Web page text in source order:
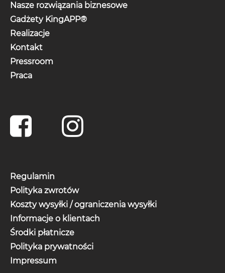
Nasze rozwiązania biznesowe
Gadżety KingAPP®
Realizacje
Kontakt
Pressroom
Praca
Regulamin
Polityka zwrotów
Koszty wysyłki / ograniczenia wysyłki
Informacje o klientach
Środki płatnicze
Polityka prywatności
Impressum